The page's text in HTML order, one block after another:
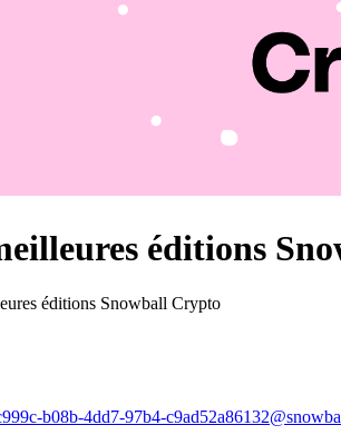
éditions
éditions Snowball Crypto
b08b-4dd7-97b4-